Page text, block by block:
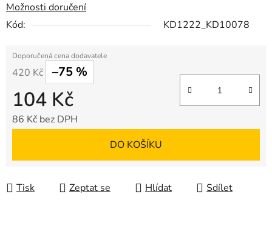
Možnosti doručení
Kód:
KD1222_KD10078
420 Kč –75 %
104 Kč
86 Kč bez DPH
DO KOŠÍKU
Tisk Zeptat se Hlídat Sdílet